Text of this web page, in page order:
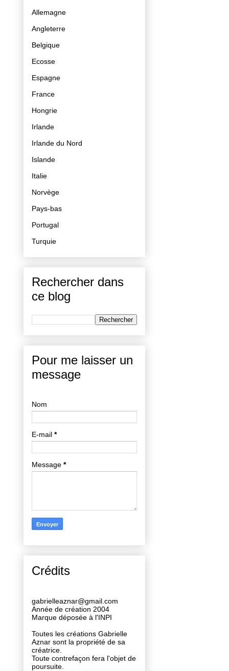
Allemagne
Angleterre
Belgique
Ecosse
Espagne
France
Hongrie
Irlande
Irlande du Nord
Islande
Italie
Norvège
Pays-bas
Portugal
Turquie
Rechercher dans
ce blog
Pour me laisser un
message
Nom
E-mail *
Message *
Crédits
gabrielleaznar@gmail.com
Année de création 2004
Marque déposée à l'INPI
Toutes les créations Gabrielle
Aznar sont la propriété de sa
créatrice.
Toute contrefaçon fera l'objet de
poursuite.